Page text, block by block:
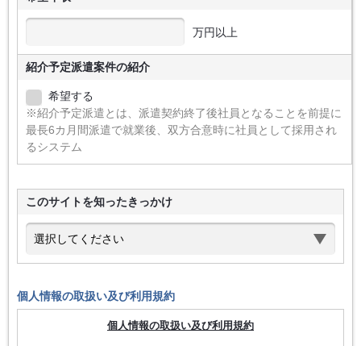
万円以上
紹介予定派遣案件の紹介
希望する
※紹介予定派遣とは、派遣契約終了後社員となることを前提に
最長6カ月間派遣で就業後、双方合意時に社員として採用され
るシステム
このサイトを知ったきっかけ
個人情報の取扱い及び利用規約
個人情報の取扱い及び利用規約